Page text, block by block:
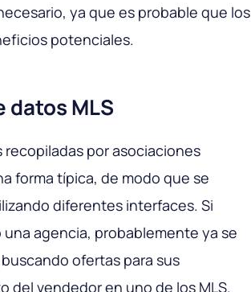
ya que es probable que los
potenciales.
datos MLS
recopiladas por asociaciones
forma típica, de modo que se
diferentes interfaces. Si
agencia, probablemente ya se
ofertas para sus
del vendedor en uno de los MLS.